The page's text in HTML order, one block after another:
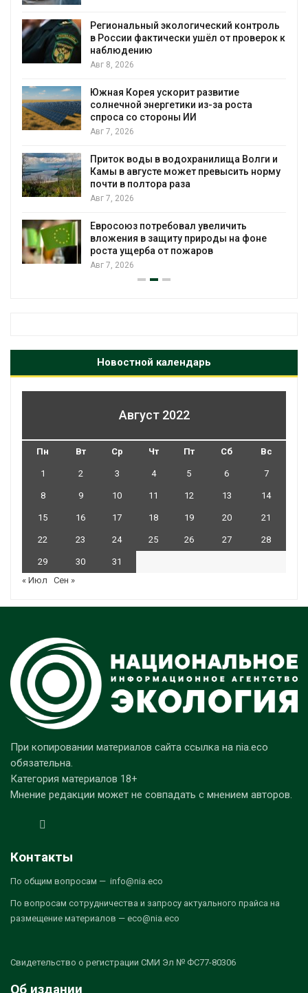
Региональный экологический контроль
в России фактически ушёл от проверок к
наблюдению
Авг 8, 2026
Южная Корея ускорит развитие
солнечной энергетики из-за роста
спроса со стороны ИИ
Авг 7, 2026
Приток воды в водохранилища Волги и
Камы в августе может превысить норму
почти в полтора раза
Авг 7, 2026
Евросоюз потребовал увеличить
вложения в защиту природы на фоне
роста ущерба от пожаров
Авг 7, 2026
Новостной календарь
Август 2022
Пн Вт Ср Чт Пт Сб Вс
1 2 3 4 5 6 7
8 9 10 11 12 13 14
15 16 17 18 19 20 21
22 23 24 25 26 27 28
29 30
31
« Июл
Сен »
При копировании материалов сайта ссылка на nia.eco
обязательна.
Категория материалов 18+
Мнение редакции может не совпадать с мнением авторов.
Контакты
По общим вопросам — info@nia.eco
По вопросам сотрудничества и запросу актуального прайса на
размещение материалов — eco@nia.eco
Свидетельство о регистрации СМИ Эл № ФС77-80306
Об издании